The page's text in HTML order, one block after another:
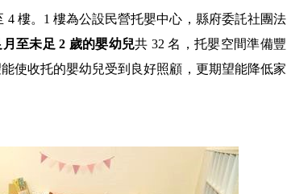
樓。1 樓為公設民營托嬰中心，縣府委託社團法
月至未足 2 歲的嬰幼兒共 32 名，托嬰空間準備豐
使收托的嬰幼兒受到良好照顧，更期望能降低家